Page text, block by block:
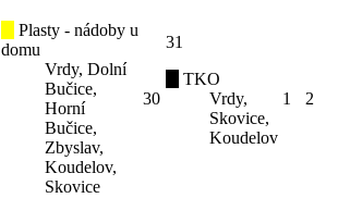
Plasty - nádoby u
domu
Vrdy, Dolní
Bučice,
Horní
Bučice,
Zbyslav,
Koudelov,
Skovice
30
31
TKO
Vrdy,
Skovice,
Koudelov
1 2